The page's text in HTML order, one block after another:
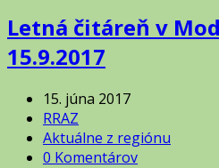
Letná čitáreň v
15.9.2017
15. júna 2017
RRAZ
Aktuálne z regiónu
0 Komentárov